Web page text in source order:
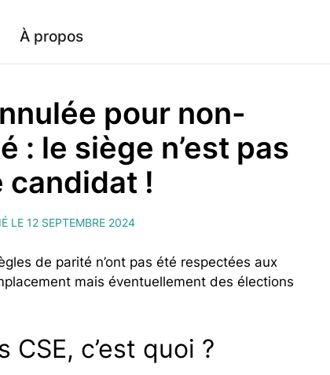
À propos
pour non-
: le siège n’est pas
candidat !
LE 12 SEPTEMBRE 2024
de parité n’ont pas été respectées aux
mais éventuellement des élections
c’est quoi ?